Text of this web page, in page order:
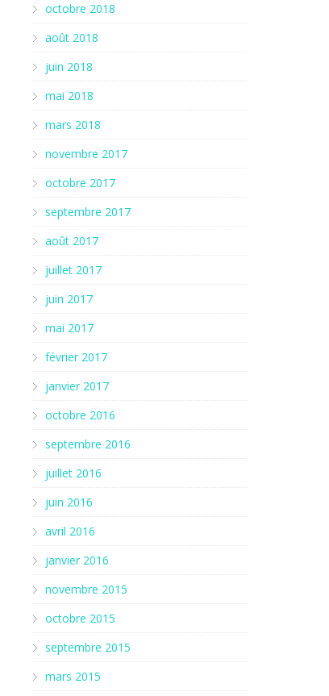
octobre 2018
août 2018
juin 2018
mai 2018
mars 2018
novembre 2017
octobre 2017
septembre 2017
août 2017
juillet 2017
juin 2017
mai 2017
février 2017
janvier 2017
octobre 2016
septembre 2016
juillet 2016
juin 2016
avril 2016
janvier 2016
novembre 2015
octobre 2015
septembre 2015
mars 2015